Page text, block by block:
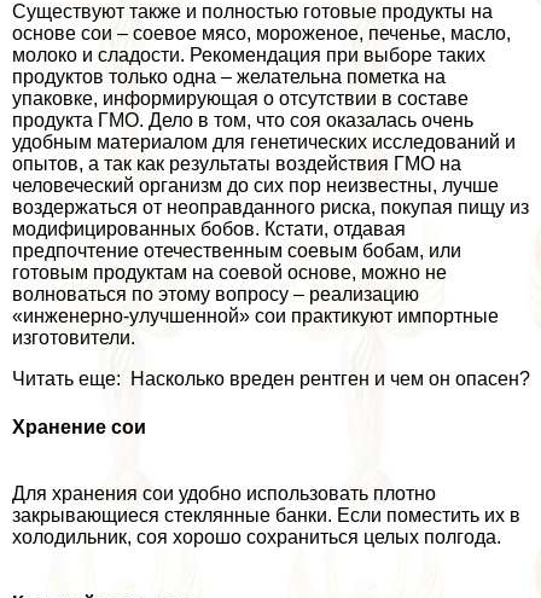
Существуют также и полностью готовые продукты на
основе сои – соевое мясо, мороженое, печенье, масло,
молоко и сладости. Рекомендация при выборе таких
продуктов только одна – желательна пометка на
упаковке, информирующая о отсутствии в составе
продукта ГМО. Дело в том, что соя оказалась очень
удобным материалом для генетических исследований и
опытов, а так как результаты воздействия ГМО на
человеческий организм до сих пор неизвестны, лучше
воздержаться от неоправданного риска, покупая пищу из
модифицированных бобов. Кстати, отдавая
предпочтение отечественным соевым бобам, или
готовым продуктам на соевой основе, можно не
волноваться по этому вопросу – реализацию
«инженерно-улучшенной» сои пpaктикуют импортные
изготовители.
Читать еще: Насколько вреден рентген и чем он опасен?
Хранение сои
Для хранения сои удобно использовать плотно
закрывающиеся стеклянные банки. Если поместить их в
холодильник, соя хорошо сохраниться целых полгода.